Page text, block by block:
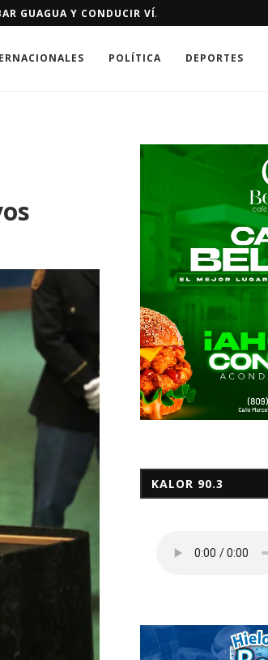
PAGAR FIANZA DE HASTA 250,000 DÓLARES
POLÍTICA DEPORTES
KALOR 90.3